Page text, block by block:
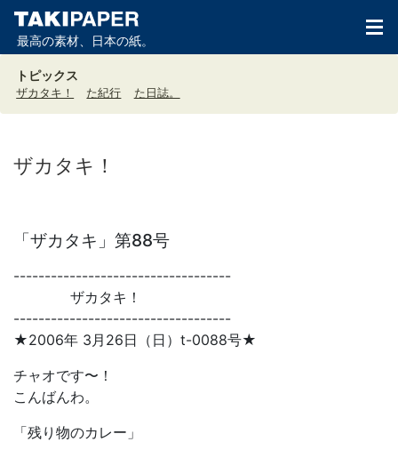
最高の素材、日本の紙。
トピックス
ザカタキ！ た紀行 た日誌。
ザカタキ！
「ザカタキ」第88号
-----------------------------------
ザカタキ！
-----------------------------------
★2006年 3月26日（日）t-0088号★
チャオです〜！
こんばんわ。
「残り物のカレー」